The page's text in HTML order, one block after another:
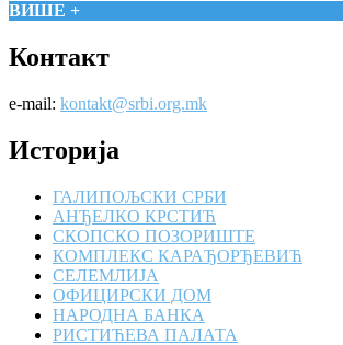
ВИШЕ +
Контакт
e-mail: kontakt@srbi.org.mk
Историја
ГАЛИПОЉСКИ СРБИ
АНЂЕЛКО КРСТИЋ
СКОПСКО ПОЗОРИШТЕ
КОМПЛЕКС КАРАЂОРЂЕВИЋ
СЕЛЕМЛИЈА
ОФИЦИРСКИ ДОМ
НАРОДНА БАНКА
РИСТИЋЕВА ПАЛАТА